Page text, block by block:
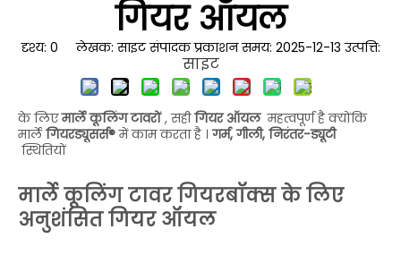
गियर ऑयल
दृश्य: 0 लेखक: साइट संपादक प्रकाशन समय: 2025-12-13 उत्पत्ति:
साइट
के लिएमार्ले कूलिंग टावरों, सहीगियर ऑयल महत्वपूर्ण है क्योंकि
मार्लेगियरड्यूसर्स®में काम करता है ।गर्म, गीली, निरंतर-ड्यूटी
स्थितियों
मार्ले कूलिंग टावर गियरबॉक्स के लिए
अनुशंसित गियर ऑयल